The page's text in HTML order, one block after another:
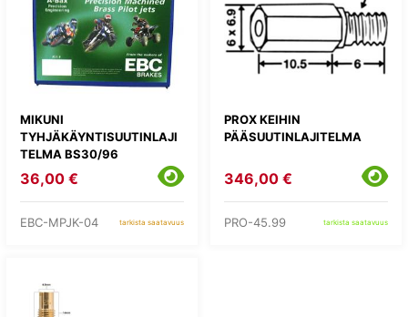
MIKUNI
TYHJÄKÄYNTISUUTINLAJI
TELMA BS30/96
36,00 €
EBC-MPJK-04 tarkista saatavuus
PROX KEIHIN
PÄÄSUUTINLAJITELMA
346,00 €
PRO-45.99 tarkista saatavuus